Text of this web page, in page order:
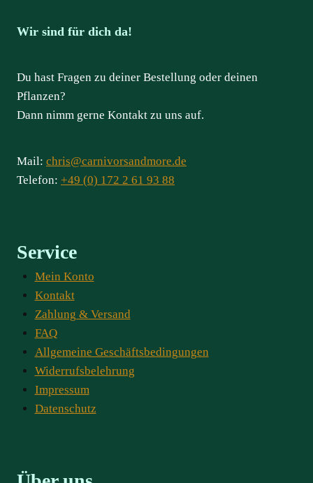
Wir sind für dich da!
Du hast Fragen zu deiner Bestellung oder deinen
Pflanzen?
Dann nimm gerne Kontakt zu uns auf.
Mail: chris@carnivorsandmore.de
Telefon: +49 (0) 172 2 61 93 88
Service
Mein Konto
Kontakt
Zahlung & Versand
FAQ
Allgemeine Geschäftsbedingungen
Widerrufsbelehrung
Impressum
Datenschutz